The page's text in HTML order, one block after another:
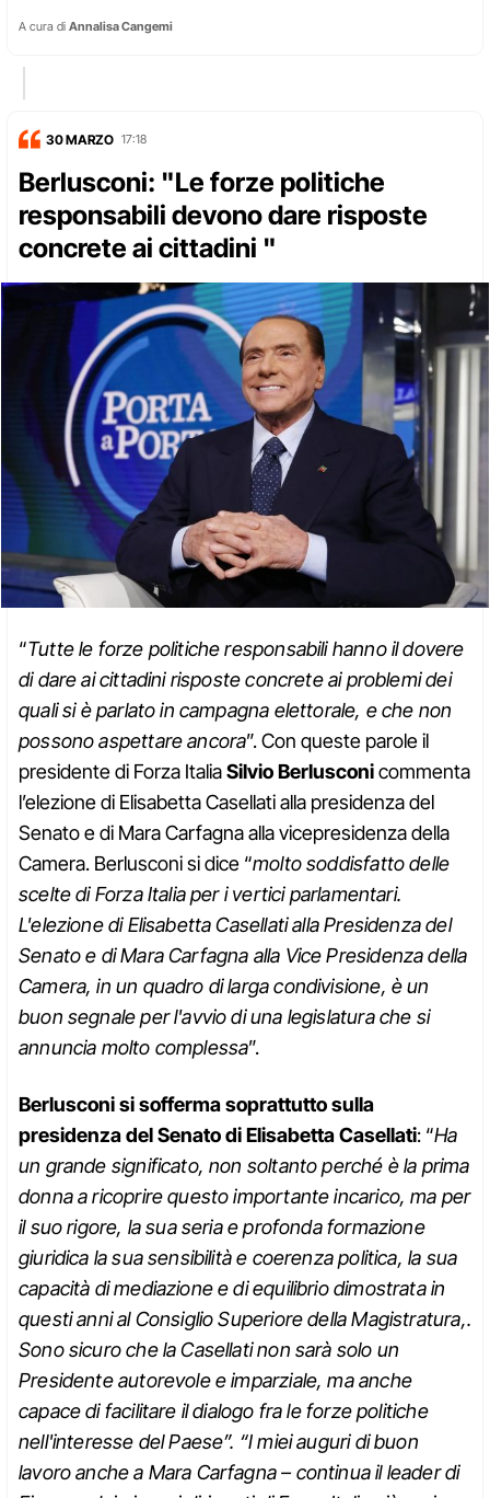
A cura di Annalisa Cangemi
30 MARZO 17:18
Berlusconi: "Le forze politiche
responsabili devono dare risposte
concrete ai cittadini "
“Tutte le forze politiche responsabili hanno il dovere
di dare ai cittadini risposte concrete ai problemi dei
quali si è parlato in campagna elettorale, e che non
possono aspettare ancora”. Con queste parole il
presidente di Forza ItaliaSilvio Berlusconicommenta
l’elezione di Elisabetta Casellati alla presidenza del
Senato e di Mara Carfagna alla vicepresidenza della
Camera. Berlusconi si dice “molto soddisfatto delle
scelte di Forza Italia per i vertici parlamentari.
L'elezione di Elisabetta Casellati alla Presidenza del
Senato e di Mara Carfagna alla Vice Presidenza della
Camera, in un quadro di larga condivisione, è un
buon segnale per l'avvio di una legislatura che si
annuncia molto complessa”.
Berlusconi si sofferma soprattutto sulla
presidenza del Senato di Elisabetta Casellati: “Ha
un grande significato, non soltanto perché è la prima
donna a ricoprire questo importante incarico, ma per
il suo rigore, la sua seria e profonda formazione
giuridica la sua sensibilità e coerenza politica, la sua
capacità di mediazione e di equilibrio dimostrata in
questi anni al Consiglio Superiore della Magistratura,.
Sono sicuro che la Casellati non sarà solo un
Presidente autorevole e imparziale, ma anche
capace di facilitare il dialogo fra le forze politiche
nell'interesse del Paese”. “I miei auguri di buon
lavoro anche a Mara Carfagna – continua il leader di